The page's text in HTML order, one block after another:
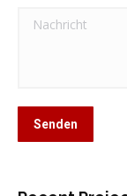
Nachricht
Senden